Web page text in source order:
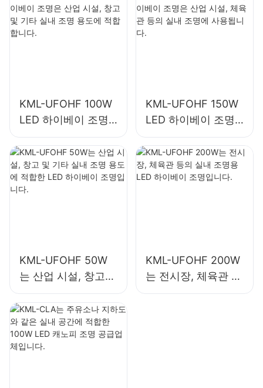
KML-UFOHF 100W
LED 하이베이 조명
은 산업 시설, 창고
및 기타 실내 조명 용
도에 적합합니다.
KML-UFOHF 150W
LED 하이베이 조명
은 산업 시설, 체육관
등의 실내 조명에 사
용됩니다.
KML-UFOHF 50W
는 산업 시설, 창고
및 기타 실내 조명 용
도에 적합한 LED 하
이베이 조명입니다.
KML-UFOHF 200W
는 전시장, 체육관 등
의 실내 조명용 LED